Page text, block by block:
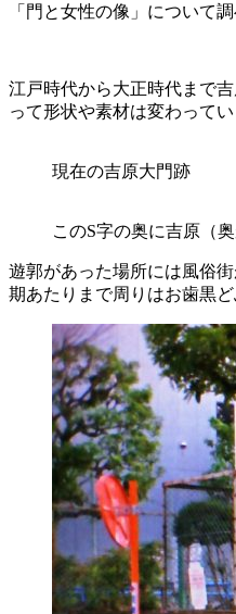
「門と女性の像」について
江戸時代から大正時代まで
って形状や素材は変わって
現在の吉原大門跡
このS字の奥に吉原（
遊郭があった場所には風俗
期あたりまで周りはお歯黒